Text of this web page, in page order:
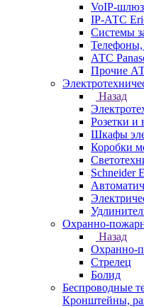
VoIP-
IP-АТС
Системы
АТС
Прочие
Назад
Розетки и
Шкафы
Коробки
Schneider
Охранно-
Назад
Охранно-
Стрелец
Болид
Беспроводные
Кронштейны,